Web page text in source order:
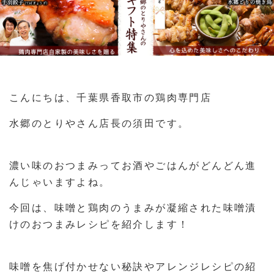
こんにちは、千葉県香取市の鶏肉専門店
水郷のとりやさん店長の須田です。
濃い味のおつまみってお酒やごはんがどんどん進
んじゃいますよね。
今回は、味噌と鶏肉のうまみが凝縮された味噌漬
けのおつまみレシピを紹介します！
味噌を焦げ付かせない秘訣やアレンジレシピの紹